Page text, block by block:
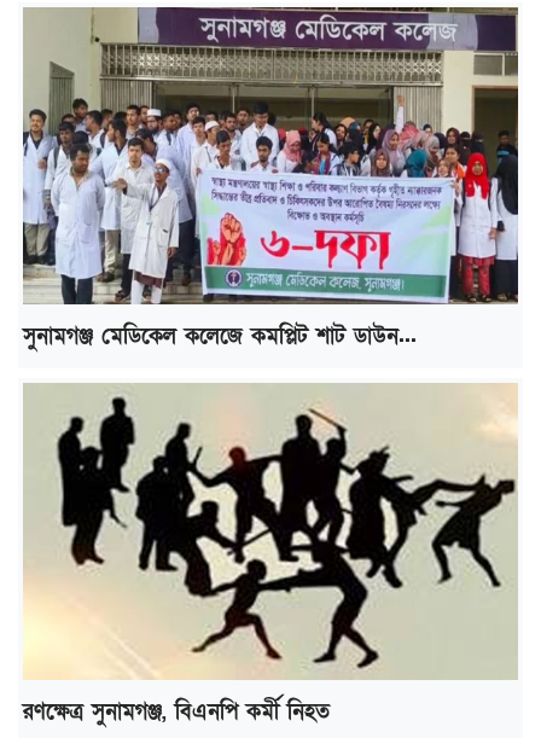
সুনামগঞ্জ মেডিকেল কলেজে কমপ্লিট শাট ডাউন...
রণক্ষেত্র সুনামগঞ্জ, বিএনপি কর্মী নিহত